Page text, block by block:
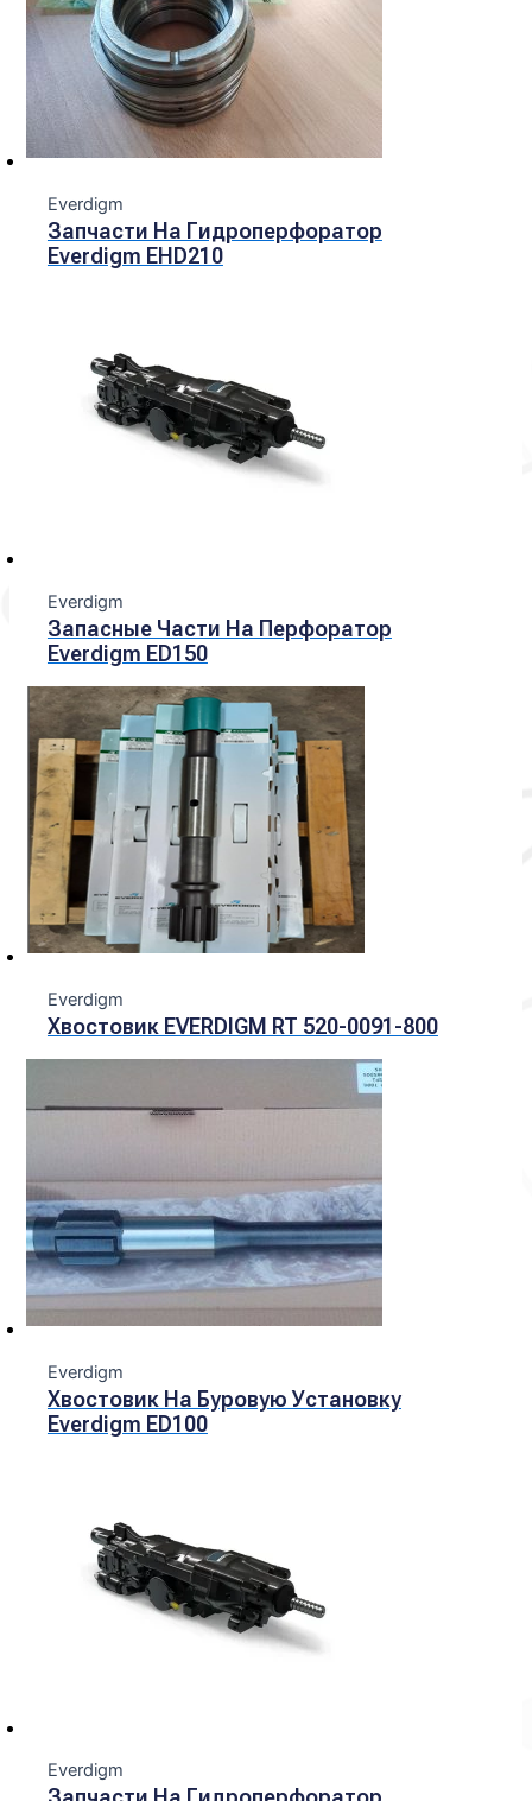
Everdigm
Запчасти На Гидроперфоратор
Everdigm EHD210
Everdigm
Запасные Части На Перфоратор
Everdigm ED150
Everdigm
Хвостовик EVERDIGM RT 520-0091-800
Everdigm
Хвостовик На Буровую Установку
Everdigm ED100
Everdigm